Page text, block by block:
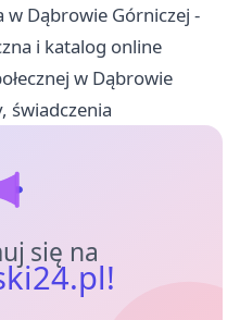
w Dąbrowie Górniczej -
i katalog online
w Dąbrowie
świadczenia
się na